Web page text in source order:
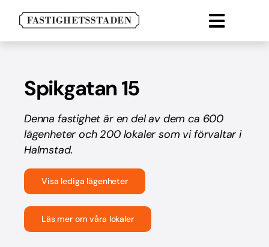
innehållet
Toggle
Lokal
Parkering
Om oss
Kontakt
Spikgatan 15
Denna fastighet är en del av dem ca 600
lägenheter och 200 lokaler som vi förvaltar i
Halmstad.
Visa lediga lägenheter
Läs mer om våra lokaler